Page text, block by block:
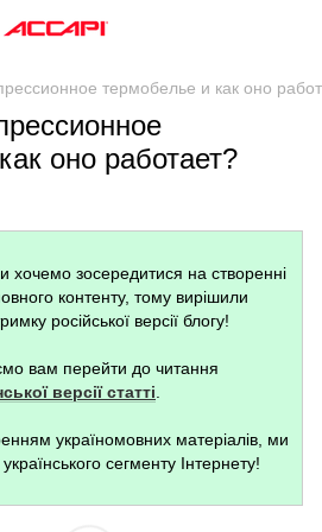
термобелье и как оно
оно работает?
хочемо зосередитися на створенні
контенту, тому вирішили
російської версії блогу!
вам перейти до читання
версії статті
україномовних матеріалів, ми
сегменту Інтернету!